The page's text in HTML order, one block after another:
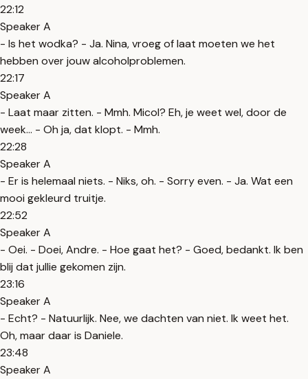
22:12
Speaker A
- Is het wodka? - Ja. Nina, vroeg of laat moeten we het
hebben over jouw alcoholproblemen.
22:17
Speaker A
- Laat maar zitten. - Mmh. Micol? Eh, je weet wel, door de
week... - Oh ja, dat klopt. - Mmh.
22:28
Speaker A
- Er is helemaal niets. - Niks, oh. - Sorry even. - Ja. Wat een
mooi gekleurd truitje.
22:52
Speaker A
- Oei. - Doei, Andre. - Hoe gaat het? - Goed, bedankt. Ik ben
blij dat jullie gekomen zijn.
23:16
Speaker A
- Echt? - Natuurlijk. Nee, we dachten van niet. Ik weet het.
Oh, maar daar is Daniele.
23:48
Speaker A